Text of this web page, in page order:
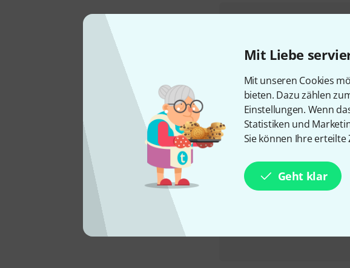
Mit Liebe
Mit unseren Cookies
bieten. Dazu zählen
Einstellungen. Wenn
Statistiken und
Sie können Ihre
Geht klar